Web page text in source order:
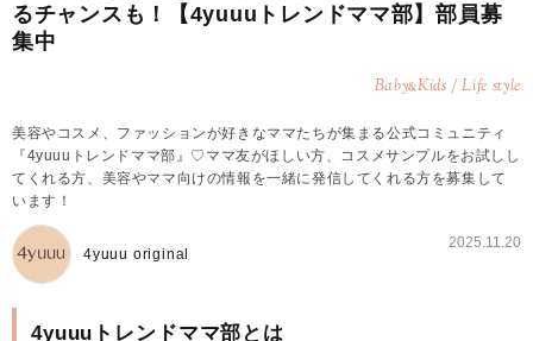
るチャンスも！【4yuuuトレンドママ部】部員募
集中
Baby&Kids / Life style
美容やコスメ、ファッションが好きなママたちが集まる公式コミュニティ
『4yuuuトレンドママ部』♡ママ友がほしい方、コスメサンプルをお試しし
てくれる方、美容やママ向けの情報を一緒に発信してくれる方を募集して
います！
4yuuu original
2025.11.20
4yuuuトレンドママ部とは